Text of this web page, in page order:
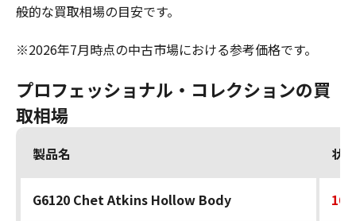
般的な買取相場の目安です。
※2026年7月時点の中古市場における参考価格です。
プロフェッショナル・コレクションの買
取相場
製品名 状
G6120 Chet Atkins Hollow Body